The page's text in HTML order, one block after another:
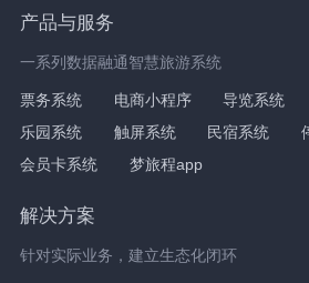
产品与服务
一系列数据融通智慧旅游系统
票务系统 电商小程序 导览系统
乐园系统
触屏系统 民宿系统
会员卡系统
梦旅程app
解决方案
针对实际业务，建立生态化闭环